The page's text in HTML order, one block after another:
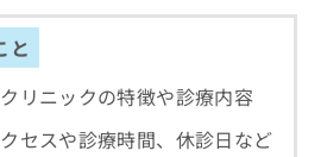
と
リニックの特徴や診療内容
セスや診療時間、休診日など